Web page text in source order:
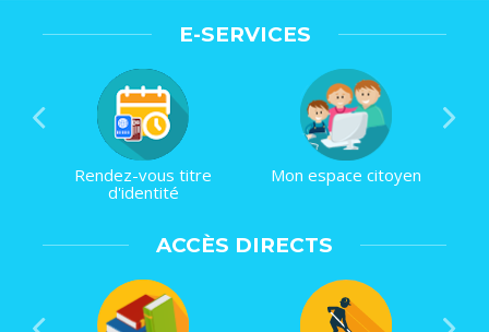
E-SERVICES
Rendez-vous titre
d'identité
Mon espace citoyen
ACCÈS DIRECTS